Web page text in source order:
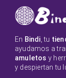
En Bindi , tu
ayudamos a
amuletos y
y despiertan tu